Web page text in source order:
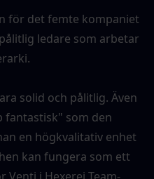
för det femte kompaniet
ledare som arbetar
solid och pålitlig. Även
fantastisk" som den
en högkvalitativ enhet
kan fungera som ett